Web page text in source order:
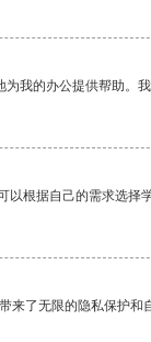
我的办公提供帮助。
根据自己的需求选择
来了无限的隐私保护和